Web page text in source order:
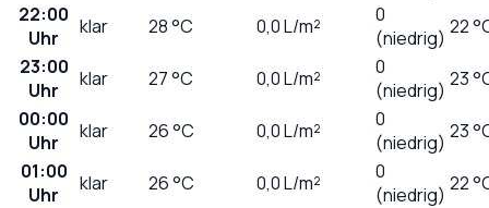
22:00
Uhr
klar 28°C 0,0L/m²
0
(niedrig) 22
23:00
Uhr
klar 27°C 0,0L/m²
0
(niedrig) 23
00:00
Uhr
klar 26°C 0,0L/m²
0
(niedrig) 23
01:00
Uhr
klar 26°C 0,0L/m²
0
(niedrig) 22